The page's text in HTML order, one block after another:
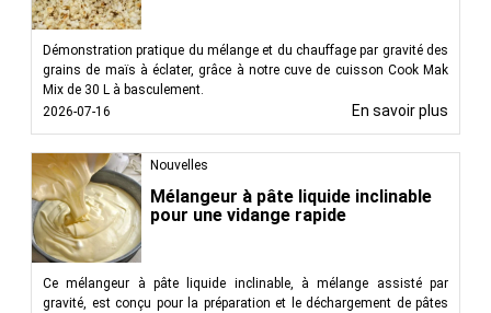
Démonstration pratique du mélange et du chauffage par gravité des
grains de maïs à éclater, grâce à notre cuve de cuisson Cook Mak
Mix de 30 L à basculement.
2026-07-16
En savoir plus
Nouvelles
Mélangeur à pâte liquide inclinable
pour une vidange rapide
Ce mélangeur à pâte liquide inclinable, à mélange assisté par
gravité, est conçu pour la préparation et le déchargement de pâtes